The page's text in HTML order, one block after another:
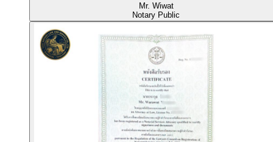
Mr. Wiwat
Notary Public